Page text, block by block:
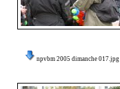
npvbm 2005 dimanche 017.jpg